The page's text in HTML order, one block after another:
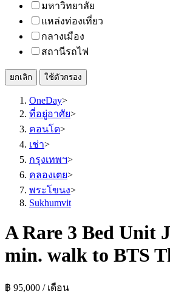
มหาวิทยาลัย
แหล่งท่องเที่ยว
กลางเมือง
สถานีรถไฟ
ยกเลิก ใช้ตัวกรอง
OneDay>
ที่อยู่อาศัย>
คอนโด>
เช่า>
กรุงเทพฯ>
คลองเตย>
พระโขนง>
Sukhumvit
A Rare 3 Bed Unit
min. walk to BTS
฿ 95,000 / เดือน